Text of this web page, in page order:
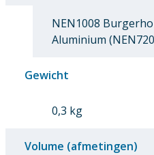
NEN1008
Aluminium
Gewicht
0,3 kg
Volume (afmetingen)